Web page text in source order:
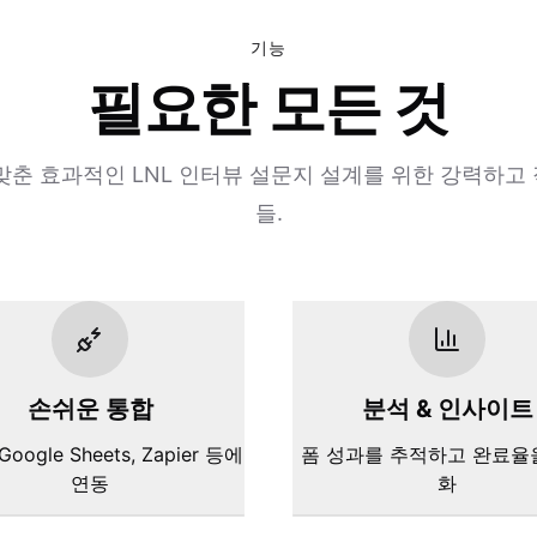
기능
필요한 모든 것
춘 효과적인 LNL 인터뷰 설문지 설계를 위한 강력하고
들.
손쉬운 통합
Sheets, Zapier 등에
연동
분석 & 인사이트
폼 성과를 추적하고 완료율
화